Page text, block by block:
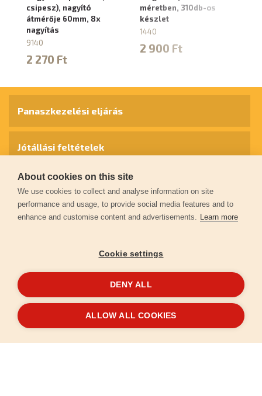
csipesz), nagyító
átmérője 60mm, 8x
nagyítás
9140
2 270 Ft
méretben, 310db-os
készlet
1440
2 900 Ft
© 2026extol.hu- Minden jog fenntartva
Panaszkezelési eljárás
Jótállási feltételek
Személyes adatok védelme
Kapcsolat
Garancia regisztráció
LétrehoztaFEO
About cookies on this site
We use cookies to collect and analyse information on site
performance and usage, to provide social media features and to
enhance and customise content and advertisements. Learn more
Cookie settings
DENY ALL
ALLOW ALL COOKIES